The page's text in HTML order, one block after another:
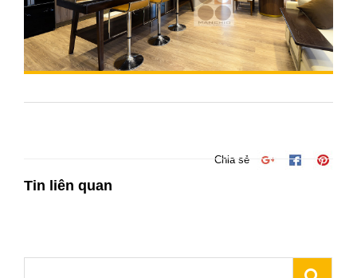
Chia sẻ
Tin liên quan